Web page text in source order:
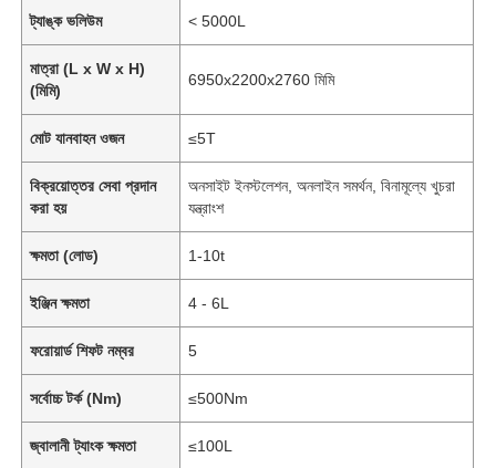
ট্যাঙ্ক ভলিউম < 5000L
মাত্রা (L x W x H)
(মিমি)
6950x2200x2760 মিমি
মোট যানবাহন ওজন ≤5T
বিক্রয়োত্তর সেবা প্রদান
করা হয়
অনসাইট ইনস্টলেশন, অনলাইন সমর্থন, বিনামূল্যে খুচরা
যন্ত্রাংশ
ক্ষমতা (লোড) 1-10t
ইঞ্জিন ক্ষমতা 4 - 6L
ফরোয়ার্ড শিফট নম্বর 5
সর্বোচ্চ টর্ক (Nm) ≤500Nm
জ্বালানী ট্যাংক ক্ষমতা ≤100L